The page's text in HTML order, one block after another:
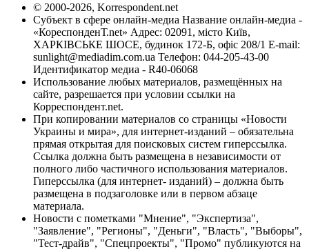
© 2000-2026, Korrespondent.net
Субъект в сфере онлайн-медиа Название онлайн-медиа -
«КореспонденТ.net» Адрес: 02091, місто Київ,
ХАРКІВСЬКЕ ШОСЕ, будинок 172-Б, офіс 208/1 E-mail:
sunlight@mediadim.com.ua Телефон: 044-205-43-00
Идентификатор медиа - R40-06068
Использование любых материалов, размещённых на
сайте, разрешается при условии ссылки на
Корреспондент.net.
При копировании материалов со страницы «Новости
Украины и мира», для интернет-изданий – обязательна
прямая открытая для поисковых систем гиперссылка.
Ссылка должна быть размещена в независимости от
полного либо частичного использования материалов.
Гиперссылка (для интернет- изданий) – должна быть
размещена в подзаголовке или в первом абзаце
материала.
Новости с пометками "Мнение", "Экспертиза",
"Заявление", "Регионы", "Деньги", "Власть", "Выборы",
"Тест-драйв", "Спецпроекты", "Промо" публикуются на